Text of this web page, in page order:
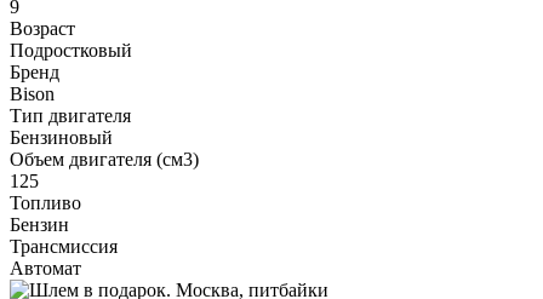
9
Возраст
Подростковый
Бренд
Bison
Тип двигателя
Бензиновый
Объем двигателя (см3)
125
Топливо
Бензин
Трансмиссия
Автомат